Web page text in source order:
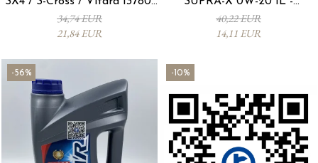
53SA0-000
34,74 EUR
21,84 EUR
0012MO0W20
40,22 EUR
14,11 EUR
-56% -10%